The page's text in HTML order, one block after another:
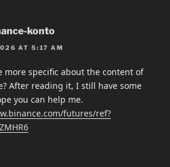
konto
AT 5:17 AM
more specific about the content of
After reading it, I still have some
you can help me.
futures/ref?